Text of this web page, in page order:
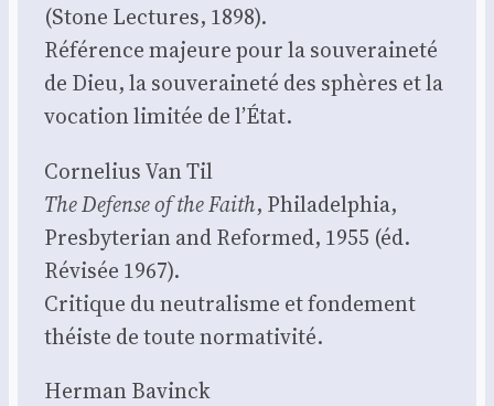
(Stone Lec­tures, 1898).
Réfé­rence majeure pour la sou­ve­rai­ne­té
de Dieu, la sou­ve­rai­ne­té des sphères et la
voca­tion limi­tée de l’État.
Cor­ne­lius Van Til
The Defense of the Faith, Phi­la­del­phia,
Pres­by­te­rian and Refor­med, 1955 (éd.
Révi­sée 1967).
Cri­tique du neu­tra­lisme et fon­de­ment
théiste de toute nor­ma­ti­vi­té.
Her­man Bavinck